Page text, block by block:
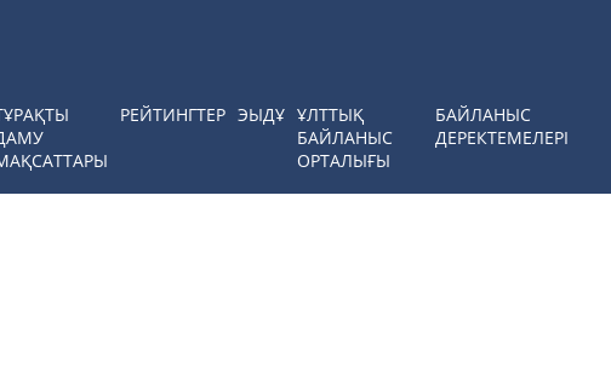
РЕЙТИНГТЕР ЭЫДҰ ҰЛТТЫҚ
БАЙЛАНЫС
ОРТАЛЫҒЫ
БАЙЛАНЫС
ДЕРЕКТЕМЕЛЕРІ